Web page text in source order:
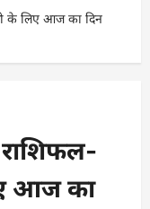
के लिए आज का दिन
आज का